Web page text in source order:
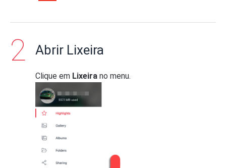
Abrir Lixeira
Clique em Lixeira no menu.